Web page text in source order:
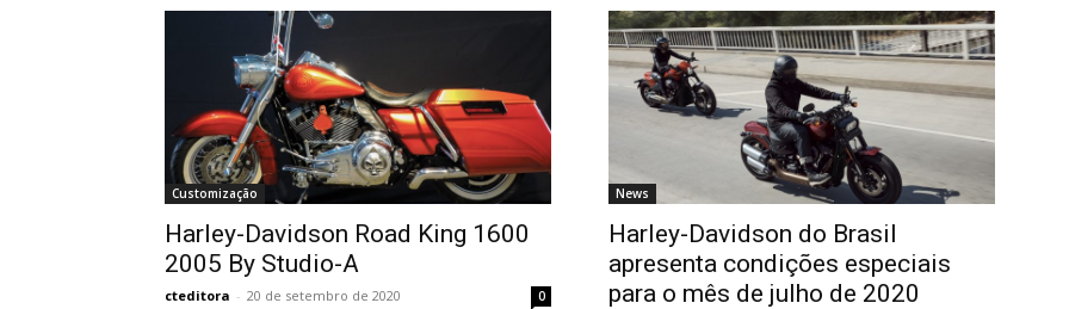
Customização
Harley-Davidson Road King 1600
2005 By Studio-A
cteditora - 20 de setembro de 2020 0
News
Harley-Davidson do Brasil
apresenta condições especiais
para o mês de julho de 2020